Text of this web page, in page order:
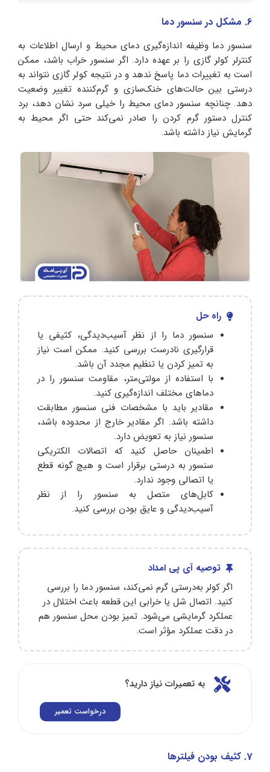
6. مشکل در سنسور دما
سنسور دما وظیفه اندازه‌گیری دمای محیط و ارسال اطلاعات به
کنترلر کولر گازی را بر عهده دارد. اگر سنسور خراب باشد، ممکن
است به تغییرات دما پاسخ ندهد و در نتیجه کولر گازی نتواند به
درستی بین حالت‌های خنک‌سازی و گرم‌کننده تغییر وضعیت
دهد. چنانچه سنسور دمای محیط را خیلی سرد نشان دهد، برد
کنترل دستور گرم کردن را صادر نمی‌کند حتی اگر محیط به
گرمایش نیاز داشته باشد.
راه حل
سنسور دما را از نظر آسیب‌دیدگی، کثیفی یا
قرارگیری نادرست بررسی کنید. ممکن است نیاز
به تمیز کردن یا تنظیم مجدد آن باشد.
با استفاده از مولتی‌متر، مقاومت سنسور را در
دماهای مختلف اندازه‌گیری کنید.
مقادیر باید با مشخصات فنی سنسور مطابقت
داشته باشد. اگر مقادیر خارج از محدوده باشد،
سنسور نیاز به تعویض دارد.
اطمینان حاصل کنید که اتصالات الکتریکی
سنسور به درستی برقرار است و هیچ گونه قطع
یا اتصالی وجود ندارد.
کابل‌های متصل به سنسور را از نظر
آسیب‌دیدگی و عایق بودن بررسی کنید.
توصیه آی پی امداد
اگر کولر به‌درستی گرم نمی‌کند، سنسور دما را بررسی
کنید. اتصال شل یا خرابی این قطعه باعث اختلال در
عملکرد گرمایشی می‌شود. تمیز بودن محل سنسور هم
در دقت عملکرد مؤثر است.
به تعمیرات نیاز دارید؟
درخواست تعمیر
7. کثیف بودن فیلترها